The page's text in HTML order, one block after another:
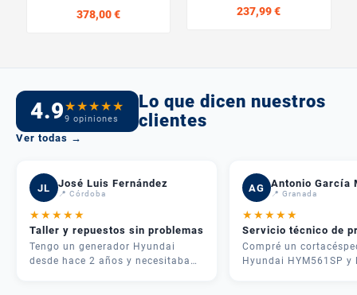
378,00 €
237,99 €
4.9★★★★★
9 opiniones
Lo que dicen nuestros
clientes
Ver todas →
JL José Luis Fernández
📍 Córdoba
★★★★★
Taller y repuestos sin problemas
Tengo un generador Hyundai
desde hace 2 años y necesitaba
AG Antonio García
📍 Granada
★★★★★
Servicio técnico de
Compré un
Hyundai HYM561SP y